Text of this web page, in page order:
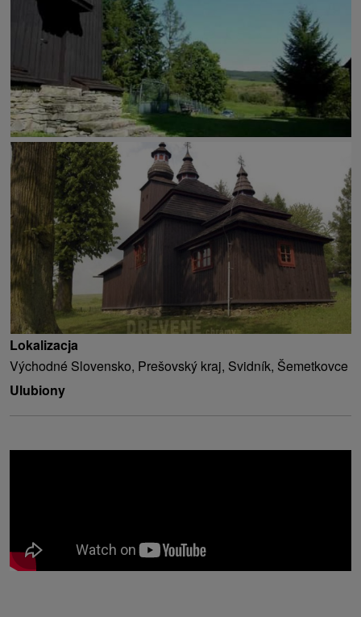
Lokalizacja
Východné Slovensko, Prešovský kraj, Svidník, Šemetkovce
Ulubiony